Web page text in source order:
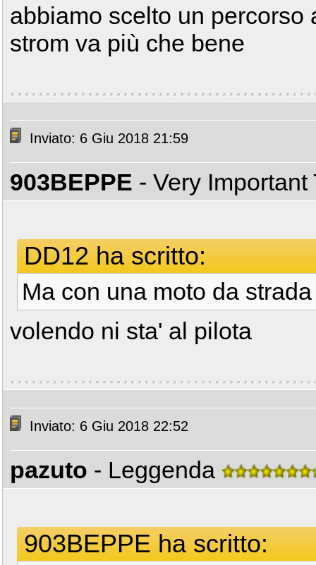
abbiamo scelto un percorso
strom va più che bene
Inviato: 6 Giu 2018 21:59
903BEPPE - Very
DD12 ha scritto:
Ma con una moto da
volendo ni sta' al pilota
Inviato: 6 Giu 2018 22:52
pazuto - Leggenda
903BEPPE ha scritto: